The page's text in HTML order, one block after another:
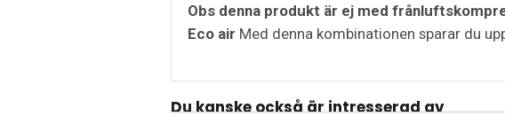
Obs denna produkt är ej med
Eco air Med denna kombinationen sparar du
Du kanske också är intresserad av